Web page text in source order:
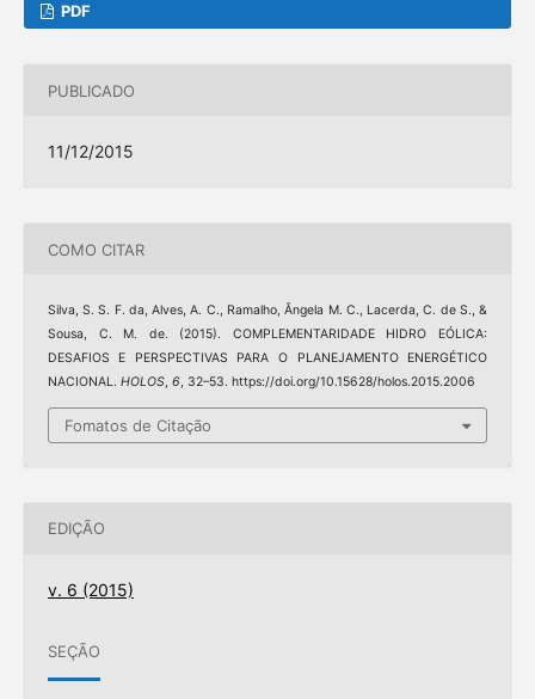
PDF
PUBLICADO
11/12/2015
COMO CITAR
Silva, S. S. F. da, Alves, A. C., Ramalho, Ângela M. C., Lacerda, C. de S., &
Sousa, C. M. de. (2015). COMPLEMENTARIDADE HIDRO EÓLICA:
DESAFIOS E PERSPECTIVAS PARA O PLANEJAMENTO ENERGÉTICO
NACIONAL. HOLOS, 6, 32–53. https://doi.org/10.15628/holos.2015.2006
Fomatos de Citação
EDIÇÃO
v. 6 (2015)
SEÇÃO